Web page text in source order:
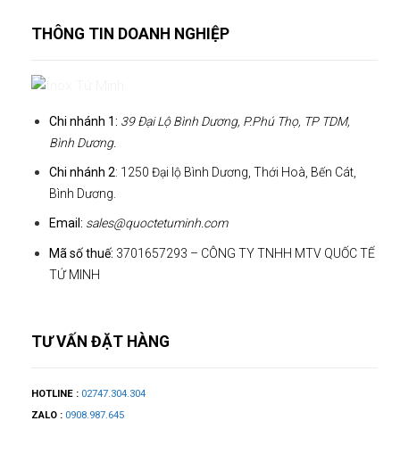
THÔNG TIN DOANH NGHIỆP
Chi nhánh 1: 39 Đại Lộ Bình Dương, P.Phú Thọ, TP TDM,
Bình Dương.
Chi nhánh 2: 1250 Đại lộ Bình Dương, Thới Hoà, Bến Cát,
Bình Dương.
Email: sales@quoctetuminh.com
Mã số thuế: 3701657293 – CÔNG TY TNHH MTV QUỐC TẾ
TỨ MINH
TƯ VẤN ĐẶT HÀNG
HOTLINE : 02747.304.304
ZALO : 0908.987.645